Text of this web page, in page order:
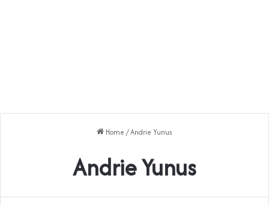
Home /Andrie Yunus
Andrie Yunus